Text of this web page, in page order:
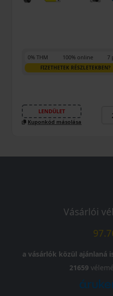
0% THM 100% online 7
FIZETHETEK RÉSZLETEKBEN?
LENDÜLET
Kuponkód másolása
Vásárlói
a vásárlók közül ajánlaná
21659